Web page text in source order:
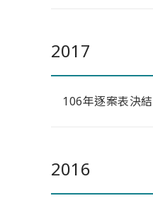
2017
106年逐案表決
2016